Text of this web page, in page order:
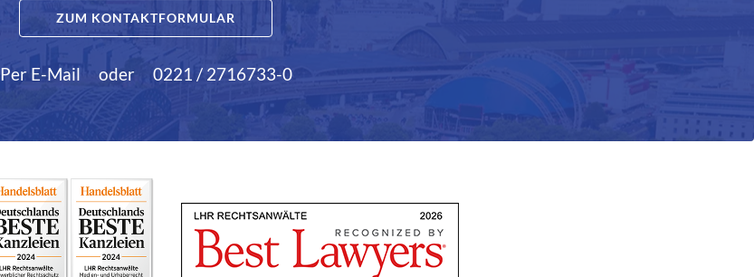
ZUM KONTAKTFORMULAR
Per E-Mail oder 0221 / 2716733-0